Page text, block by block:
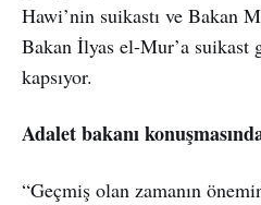
Hawi’nin suikastı ve Bakan
Bakan İlyas el-Mur’a suikast
kapsıyor.
Adalet bakanı
“Geçmiş olan zamanın